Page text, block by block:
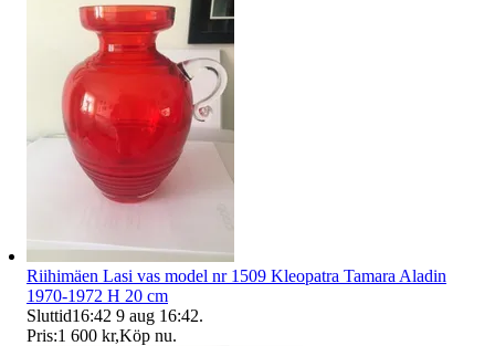
Riihimäen Lasi vas model nr 1509 Kleopatra Tamara Aladin
1970-1972 H 20 cm
Sluttid16:42 9 aug 16:42.
Pris:1 600 kr,Köp nu.